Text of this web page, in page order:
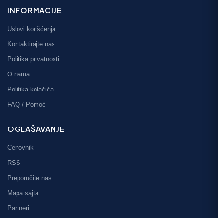
INFORMACIJE
Uslovi korišćenja
Kontaktirajte nas
Politika privatnosti
O nama
Politika kolačića
FAQ / Pomoć
OGLAŠAVANJE
Cenovnik
RSS
Preporučite nas
Mapa sajta
Partneri